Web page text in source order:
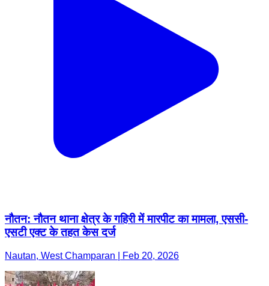
नौतन: नौतन थाना क्षेत्र के गहिरी में मारपीट का मामला, एससी-
एसटी एक्ट के तहत केस दर्ज
Nautan, West Champaran | Feb 20, 2026